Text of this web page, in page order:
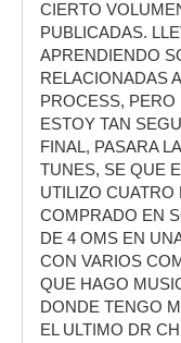
CIERTO
PUBLICADAS.
APRENDIENDO
RELACIONADAS
PROCESS,
ESTOY TAN
FINAL, PASARA
TUNES, SE QUE
UTILIZO
COMPRADO EN
DE 4 OMS EN
CON VARIOS
QUE HAGO
DONDE TENGO
EL ULTIMO DR